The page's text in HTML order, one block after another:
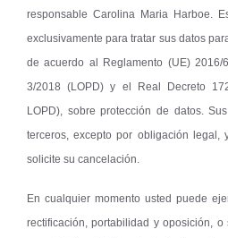
responsable Carolina Maria Harboe.
exclusivamente para tratar sus datos
de acuerdo al Reglamento (UE) 2016/
3/2018 (LOPD) y el Real Decreto
LOPD), sobre protección de datos.
terceros, excepto por obligación legal,
solicite su cancelación.
En cualquier momento usted puede
rectificación, portabilidad y oposición,